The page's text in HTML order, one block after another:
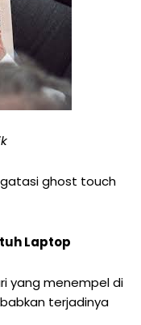
ghost touch
Laptop
yang menempel di
terjadinya